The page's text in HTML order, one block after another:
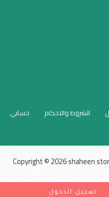
الشروط والاحكام حسابي
Copyright © 2026 shaheen
تسجيل الدخول